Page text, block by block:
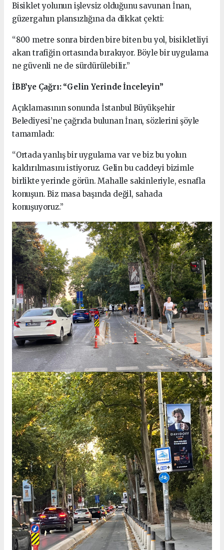
Bisiklet yolunun işlevsiz olduğunu savunan İnan,
güzergahın plansızlığına da dikkat çekti:
“800 metre sonra birden bire biten bu yol, bisikletliyi
akan trafiğin ortasında bırakıyor. Böyle bir uygulama
ne güvenli ne de sürdürülebilir.”
İBB’ye Çağrı: “Gelin Yerinde İnceleyin”
Açıklamasının sonunda İstanbul Büyükşehir
Belediyesi’ne çağrıda bulunan İnan, sözlerini şöyle
tamamladı:
“Ortada yanlış bir uygulama var ve biz bu yolun
kaldırılmasını istiyoruz. Gelin bu caddeyi bizimle
birlikte yerinde görün. Mahalle sakinleriyle, esnafla
konuşun. Biz masa başında değil, sahada
konuşuyoruz.”